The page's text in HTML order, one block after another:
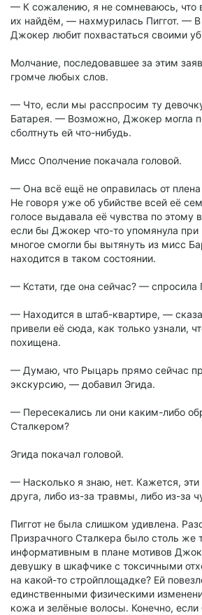
— К сожалению, я не сомневаюсь, что
их найдём, — нахмурилась Пиггот. — В
Джокер любит похвастаться своими
Молчание, последовавшее за этим
громче любых слов.
— Что, если мы расспросим ту
Батарея. — Возможно, Джокер могла
сболтнуть ей что-нибудь.
Мисс Ополчение покачала головой.
— Она всё ещё не оправилась от
Не говоря уже об убийстве всей её
голосе выдавала её чувства по
если бы Джокер что-то упомянула
многое смогли бы вытянуть из мисс
находится в таком состоянии.
— Кстати, где она сейчас? — спросила
— Находится в штаб-квартире, —
привели её сюда, как только узнали,
похищена.
— Думаю, что Рыцарь прямо сейчас
экскурсию, — добавил Эгида.
— Пересекались ли они каким-либо
Сталкером?
Эгида покачал головой.
— Насколько я знаю, нет. Кажется, эти
друга, либо из-за травмы, либо из-за
Пиггот не была слишком удивлена.
Призрачного Сталкера было столь
информативным в плане мотивов
девушку в шкафчике с токсичными
на какой-то стройплощадке? Ей
единственными физическими
кожа и зелёные волосы. Конечно,